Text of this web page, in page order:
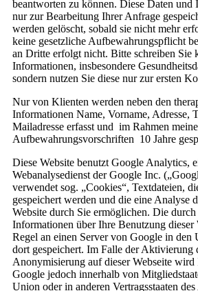
beantworten zu können. Diese Daten und
nur zur Bearbeitung Ihrer Anfrage
werden gelöscht, sobald sie nicht mehr
keine gesetzliche Aufbewahrungspflicht
an Dritte erfolgt nicht. Bitte schreiben Sie
Informationen, insbesondere
sondern nutzen Sie diese nur zur ersten
Nur von Klienten werden neben den
Informationen Name, Vorname, Adresse,
Mailadresse erfasst und im Rahmen
Aufbewahrungsvorschriften 10 Jahre
Diese Website benutzt Google Analytics,
Webanalysedienst der Google Inc.
verwendet sog. „Cookies“, Textdateien,
gespeichert werden und die eine Analyse
Website durch Sie ermöglichen. Die
Informationen über Ihre Benutzung dieser
Regel an einen Server von Google in den
dort gespeichert. Im Falle der Aktivierung
Anonymisierung auf dieser Webseite
Google jedoch innerhalb von
Union oder in anderen Vertragsstaaten